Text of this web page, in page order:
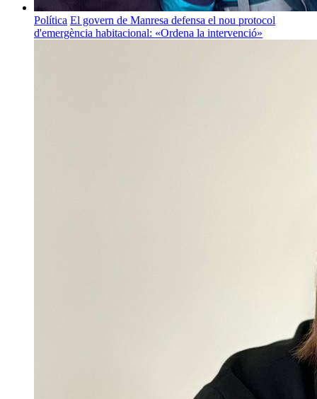
Política El govern de Manresa defensa el nou protocol
d'emergència habitacional: «Ordena la intervenció»